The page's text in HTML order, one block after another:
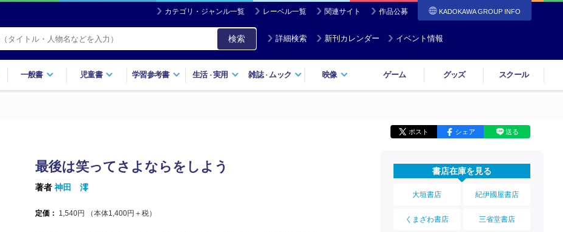
カテゴリ・ジャンル一覧 レーベル一覧 関連サイト 作品公募 KADOKAWA GROUP INFO
検索 詳細検索 新刊カレンダー イベント情報
一般書 児童書 学習参考書 生活・実用 雑誌・ ムック 映像 ゲーム グッズ スクール
ポスト シェア 送る
最後は笑ってさよならをしよう
著者 神田 澪
定価： 1,540円 （本体1,400円＋税）
書店在庫を見る
大垣書店 紀伊國屋書店
くまざわ書店 三省堂書店